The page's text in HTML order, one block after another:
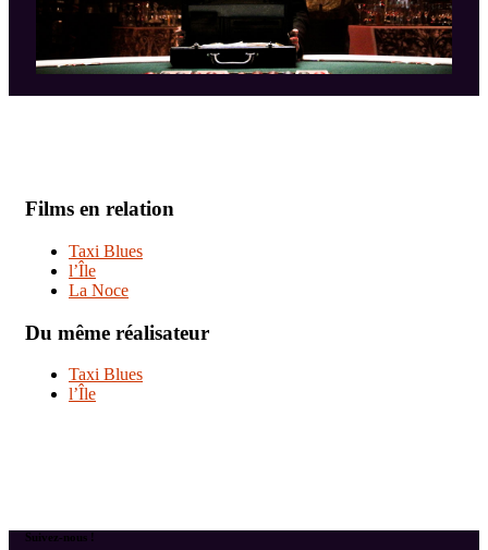
Films en relation
Taxi Blues
l’Île
La Noce
Du même réalisateur
Taxi Blues
l’Île
Suivez-nous !